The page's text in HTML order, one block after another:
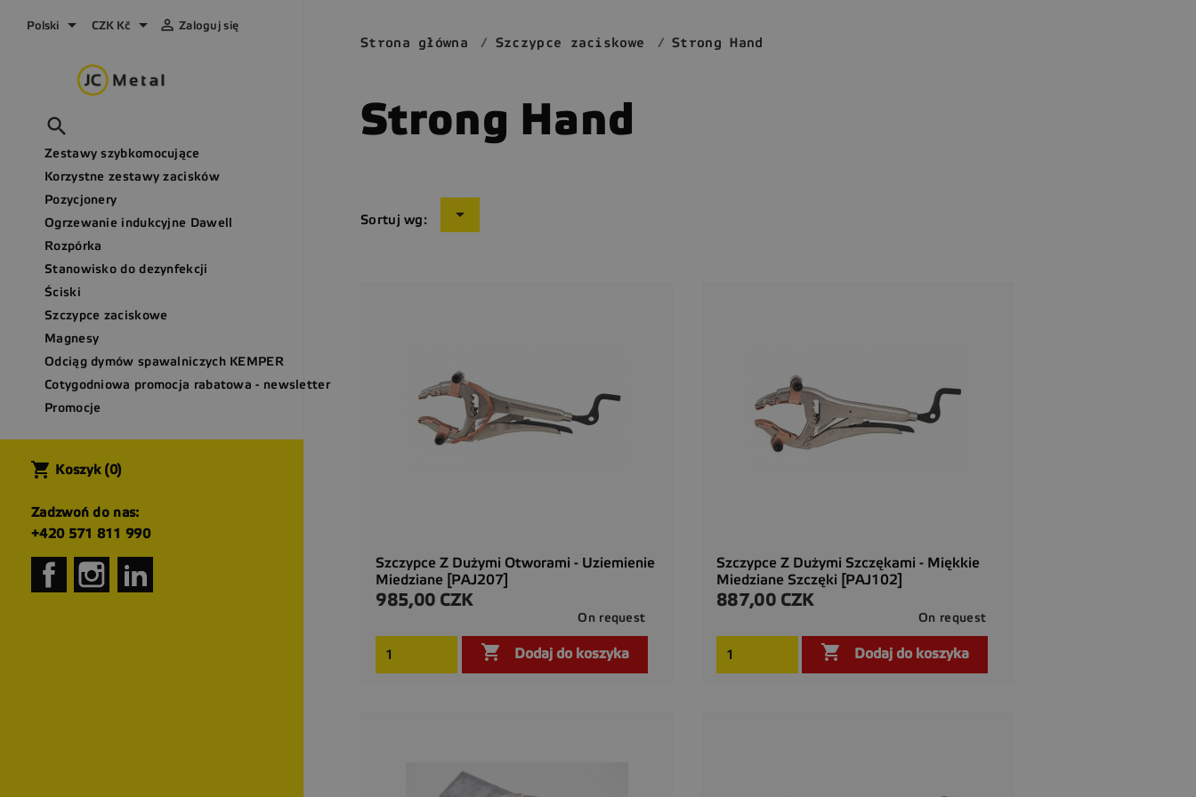
Polski  CZK Kč   Zaloguj się

Zestawy szybkomocujące
Korzystne zestawy zacisków
Pozycjonery
Ogrzewanie indukcyjne Dawell
Rozpórka
Stanowisko do dezynfekcji
Ściski
Szczypce zaciskowe
Magnesy
Odciąg dymów spawalniczych KEMPER
Cotygodniowa promocja rabatowa - newsletter
Promocje
shopping_cart Koszyk (0)
Zadzwoń do nas:
+420 571 811 990
FacebookInstagram
Strona główna Szczypce zaciskowe Strong Hand
Strong Hand
Sortuj wg: 
Szczypce Z Dużymi Otworami - Uziemienie
Miedziane [PAJ207]
Cena
985,00 CZK
On request
 Dodaj do koszyka
Szybki podgląd
Szczypce Z Dużymi Szczękami - Miękkie
Miedziane Szczęki [PAJ102]
Cena
887,00 CZK
On request
 Dodaj do koszyka
Szybki podgląd